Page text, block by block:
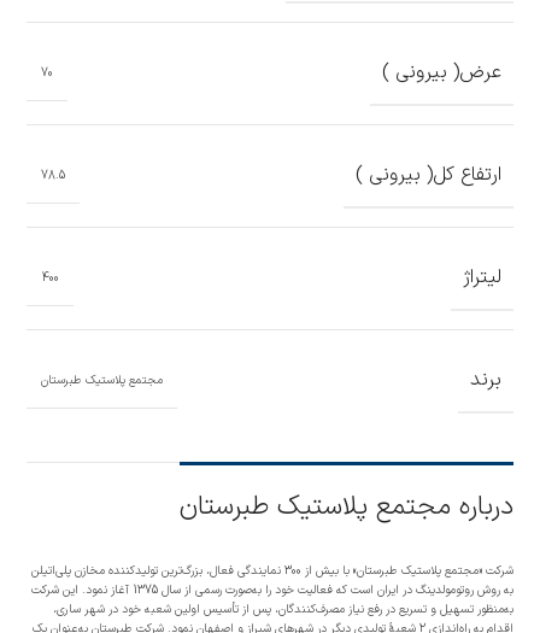
عرض( بیرونی ) 70
ارتفاع کل( بیرونی ) 78.5
لیتراژ 400
برند مجتمع پلاستیک طبرستان
درباره مجتمع پلاستیک طبرستان
شرکت «مجتمع پلاستیک طبرستان» با بیش از 300 نمایندگی فعال، بزرگ‌ترین تولیدکننده مخازن پلی‌اتیلن
به روش روتومولدینگ در ایران است که فعالیت خود را به‌صورت رسمی از سال 1375 آغاز نمود. این شرکت
به‌منظور تسهیل و تسریع در رفع نیاز مصرف‌کنندگان، پس از تأسیس اولین شعبه خود در شهر ساری،
اقدام به راه‌اندازی 2 شعبۀ تولیدی دیگر در شهرهای شیراز و اصفهان نمود. شرکت طبرستان به‌عنوان یک